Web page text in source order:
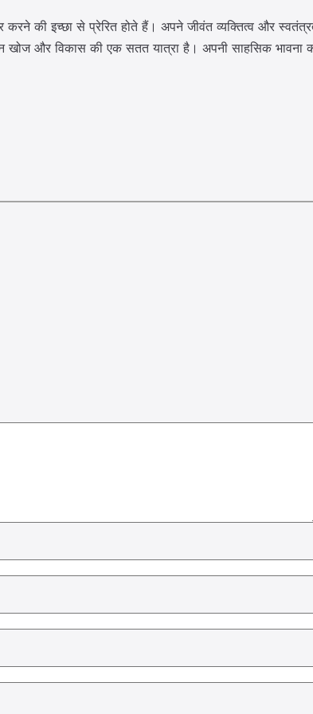
करने की इच्छा से प्रेरित होते हैं। अपने जीवंत व्यक्तित्व और
और विकास की एक सतत यात्रा है। अपनी साहसिक भावना